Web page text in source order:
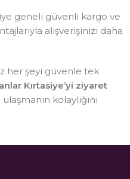
geneli güvenli kargo ve
alışverişinizi daha
her şeyi güvenle tek
Kırtasiye’yi ziyaret
kolaylığını